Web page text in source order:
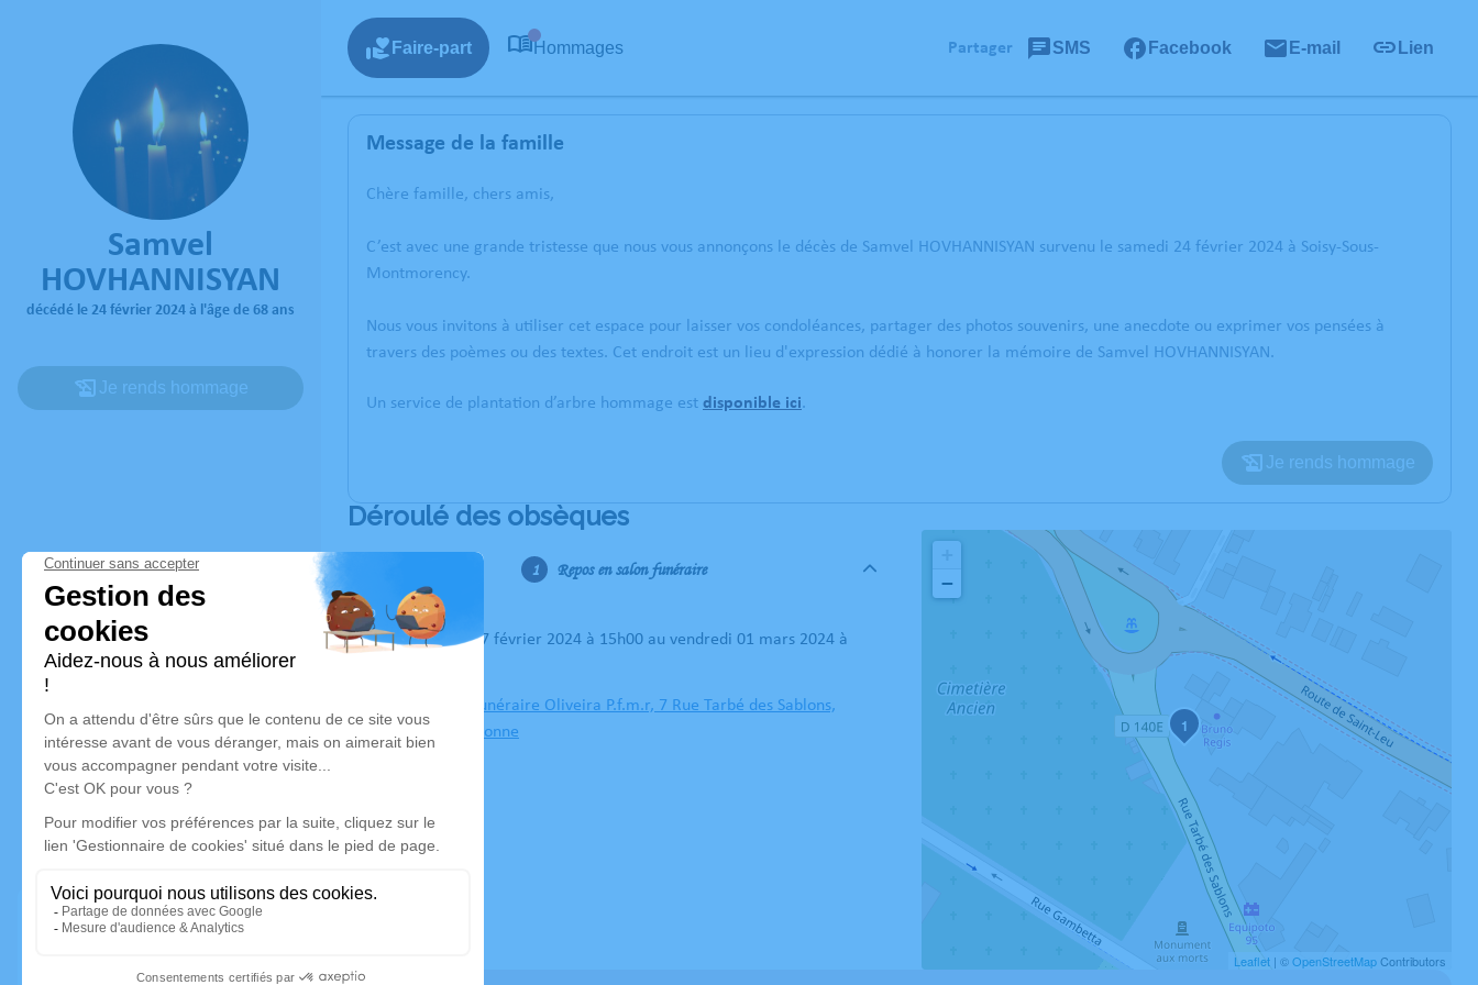
Samvel
HOVHANNISYAN
décédé le 24 février 2024 à l'âge de 68 ans
Je rends hommage
Faire-part Hommages Partager SMS Facebook E-mail Lien
Message de la famille
Chère famille, chers amis,
C’est avec une grande tristesse que nous vous annonçons le décès de Samvel HOVHANNISYAN survenu le samedi 24 février 2024 à Soisy-Sous-
Montmorency.
Nous vous invitons à utiliser cet espace pour laisser vos condoléances, partager des photos souvenirs, une anecdote ou exprimer vos pensées à
travers des poèmes ou des textes. Cet endroit est un lieu d'expression dédié à honorer la mémoire de Samvel HOVHANNISYAN.
Un service de plantation d’arbre hommage est disponible ici.
Je rends hommage
Déroulé des obsèques
Repos en salon funéraire
Du mardi 27 février 2024 à 15h00 au vendredi 01 mars 2024 à
Chambre Funéraire Oliveira P.f.m.r, 7 Rue Tarbé des Sablons,
95600 Eaubonne
1
−
Leaflet | ©OpenStreetMapContributors